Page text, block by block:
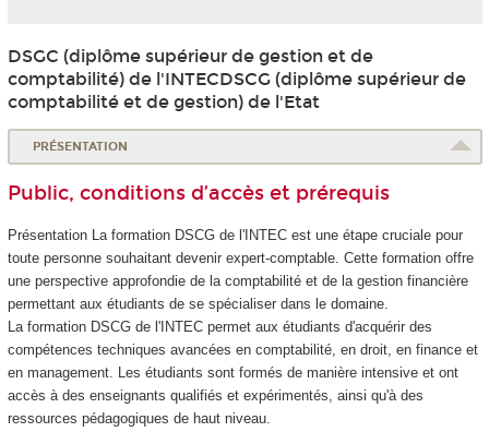
DSGC (diplôme supérieur de gestion et de
comptabilité) de l'INTECDSCG (diplôme supérieur de
comptabilité et de gestion) de l'Etat
PRÉSENTATION
Public, conditions d’accès et prérequis
Présentation La formation DSCG de l'INTEC est une étape cruciale pour
toute personne souhaitant devenir expert-comptable. Cette formation offre
une perspective approfondie de la comptabilité et de la gestion financière
permettant aux étudiants de se spécialiser dans le domaine.
La formation DSCG de l'INTEC permet aux étudiants d'acquérir des
compétences techniques avancées en comptabilité, en droit, en finance et
en management. Les étudiants sont formés de manière intensive et ont
accès à des enseignants qualifiés et expérimentés, ainsi qu'à des
ressources pédagogiques de haut niveau.